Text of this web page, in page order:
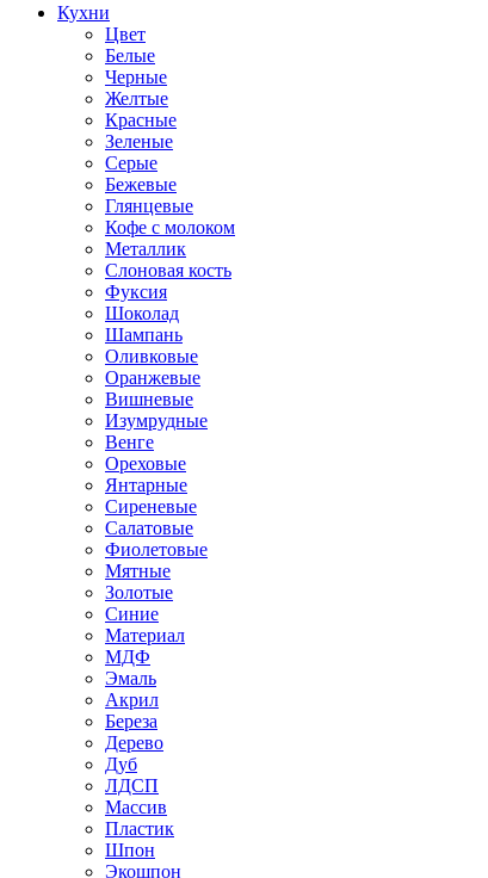
Кухни
Цвет
Белые
Черные
Желтые
Красные
Зеленые
Серые
Бежевые
Глянцевые
Кофе с молоком
Металлик
Слоновая кость
Фуксия
Шоколад
Шампань
Оливковые
Оранжевые
Вишневые
Изумрудные
Венге
Ореховые
Янтарные
Сиреневые
Салатовые
Фиолетовые
Мятные
Золотые
Синие
Материал
МДФ
Эмаль
Акрил
Береза
Дерево
Дуб
ЛДСП
Массив
Пластик
Шпон
Экошпон